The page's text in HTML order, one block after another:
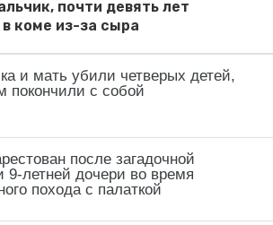
и мать убили четверых детей,
покончили с собой
после загадочной
9-летней дочери во время
похода с палаткой